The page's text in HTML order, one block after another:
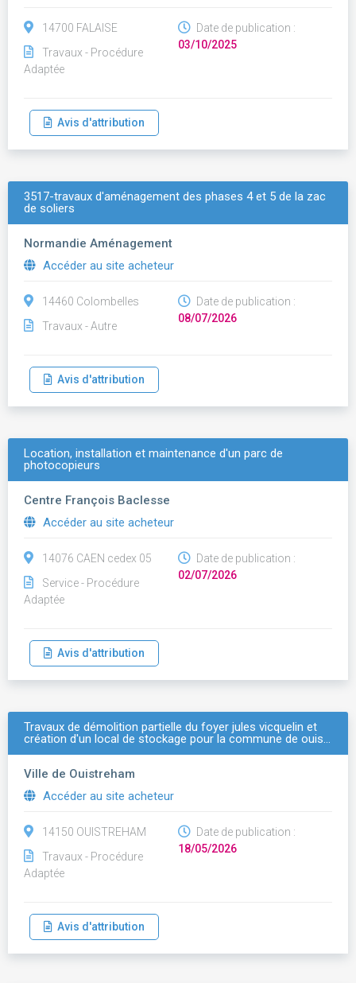
14700 FALAISE
Travaux - Procédure
Adaptée
Date de publication :
03/10/2025
Avis d'attribution
3517-travaux d'aménagement des phases 4 et 5 de la zac
de soliers
Normandie Aménagement
Accéder au site acheteur
14460 Colombelles
Travaux - Autre
Date de publication :
08/07/2026
Avis d'attribution
Location, installation et maintenance d'un parc de
photocopieurs
Centre François Baclesse
Accéder au site acheteur
14076 CAEN cedex 05
Service - Procédure
Adaptée
Date de publication :
02/07/2026
Avis d'attribution
Travaux de démolition partielle du foyer jules vicquelin et
création d'un local de stockage pour la commune de ouis…
Ville de Ouistreham
Accéder au site acheteur
14150 OUISTREHAM
Travaux - Procédure
Adaptée
Date de publication :
18/05/2026
Avis d'attribution